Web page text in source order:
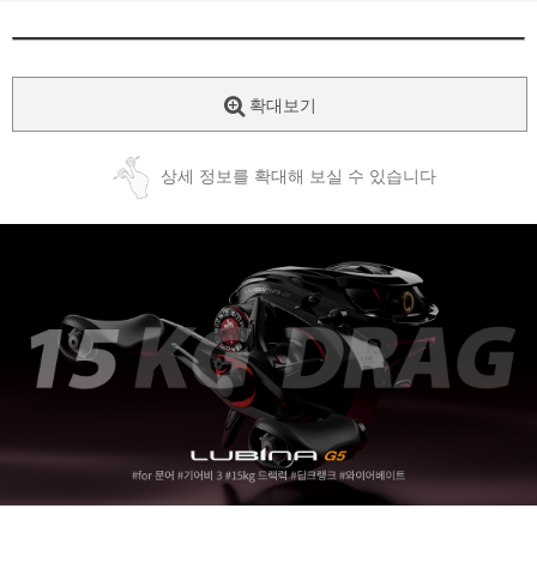
확대보기
상세 정보를 확대해 보실 수 있습니다